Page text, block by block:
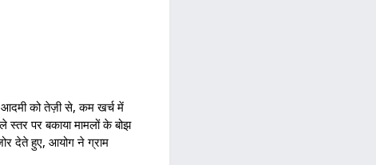
आदमी को तेज़ी से, कम खर्च में
स्तर पर बकाया मामलों के बोझ
देते हुए, आयोग ने ग्राम